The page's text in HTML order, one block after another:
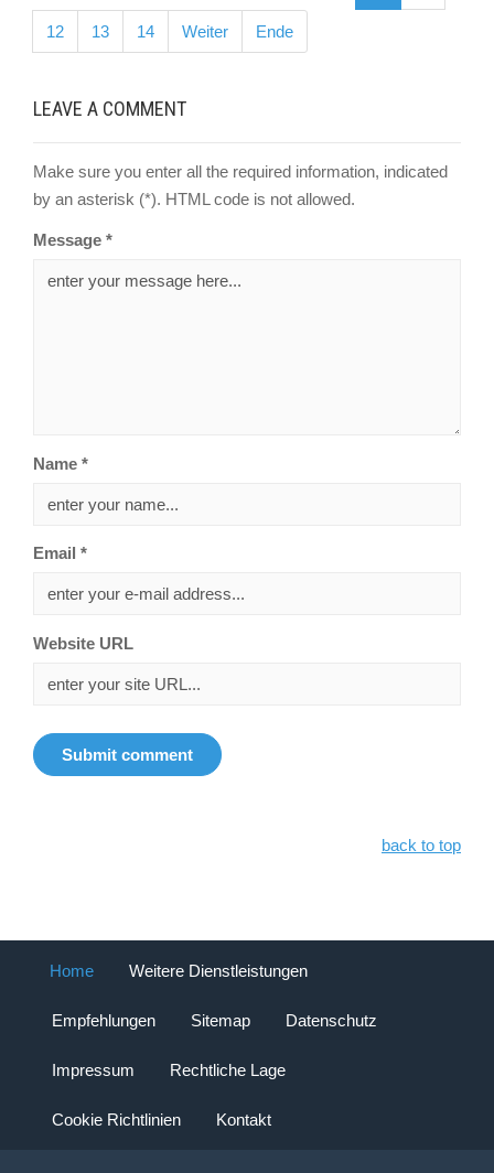
12 13 14 Weiter Ende
LEAVE A COMMENT
Make sure you enter all the required information, indicated
by an asterisk (*). HTML code is not allowed.
Message *
Name *
Email *
Website URL
back to top
Home Weitere Dienstleistungen
Empfehlungen Sitemap Datenschutz
Impressum Rechtliche Lage
Cookie Richtlinien Kontakt